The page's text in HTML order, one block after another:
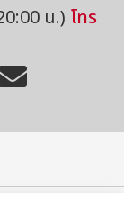
น.) โทร